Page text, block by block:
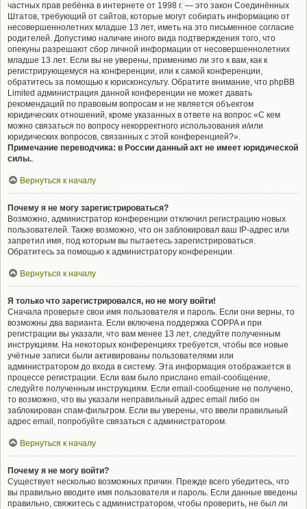
частных прав ребёнка в интернете от 1998 г. — это закон Соединённых
Штатов, требующий от сайтов, которые могут собирать информацию от
несовершеннолетних младше 13 лет, иметь на это письменное согласие
родителей. Допустимо наличие иного вида подтверждения того, что
опекуны разрешают сбор личной информации от несовершеннолетних
младше 13 лет. Если вы не уверены, применимо ли это к вам, как к
регистрирующемуся на конференции, или к самой конференции,
обратитесь за помощью к юрисконсульту. Обратите внимание, что phpBB
Limited администрация данной конференции не может давать
рекомендаций по правовым вопросам и не является объектом
юридических отношений, кроме указанных в ответе на вопрос «С кем
можно связаться по вопросу некорректного использования и/или
юридических вопросов, связанных с этой конференцией?».
Примечание переводчика: в России данный акт не имеет юридической
силы..
Вернуться к началу
Почему я не могу зарегистрироваться?
Возможно, администратор конференции отключил регистрацию новых
пользователей. Также возможно, что он заблокировал ваш IP-адрес или
запретил имя, под которым вы пытаетесь зарегистрироваться.
Обратитесь за помощью к администратору конференции.
Вернуться к началу
Я только что зарегистрировался, но не могу войти!
Сначала проверьте свои имя пользователя и пароль. Если они верны, то
возможны два варианта. Если включена поддержка COPPA и при
регистрации вы указали, что вам менее 13 лет, следуйте полученным
инструкциям. На некоторых конференциях требуется, чтобы все новые
учётные записи были активированы пользователями или
администратором до входа в систему. Эта информация отображается в
процессе регистрации. Если вам было прислано email-сообщение,
следуйте полученным инструкциям. Если email-сообщение не получено,
то возможно, что вы указали неправильный адрес email либо он
заблокирован спам-фильтром. Если вы уверены, что ввели правильный
адрес email, попробуйте связаться с администратором.
Вернуться к началу
Почему я не могу войти?
Существует несколько возможных причин. Прежде всего убедитесь, что
вы правильно вводите имя пользователя и пароль. Если данные введены
правильно, свяжитесь с администратором, чтобы проверить, не был ли